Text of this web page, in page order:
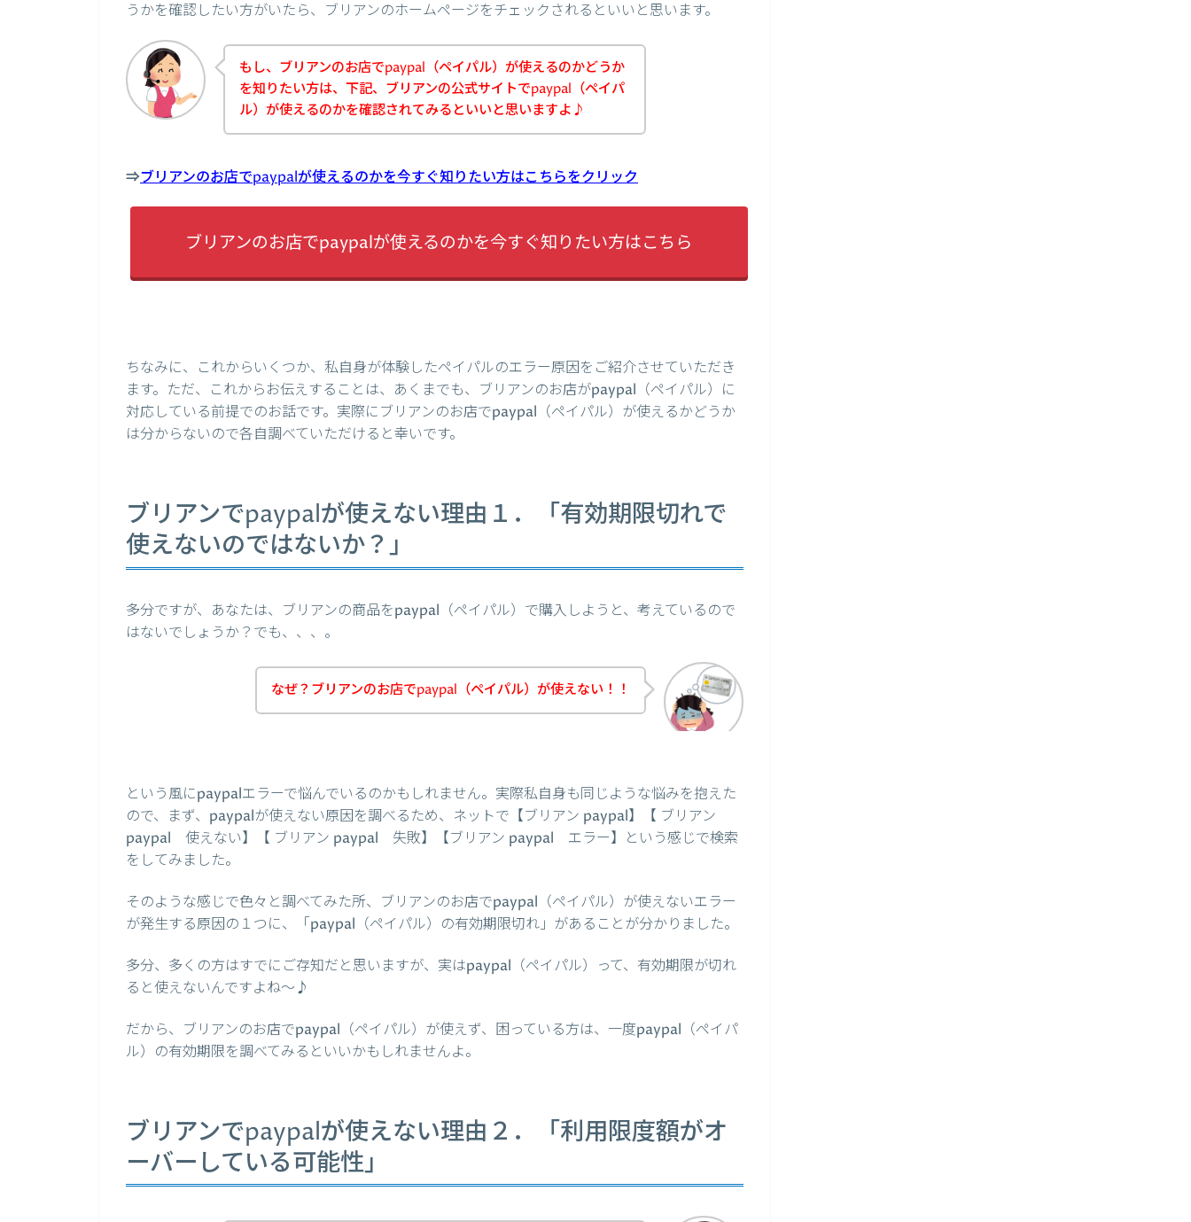
うかを確認したい方がいたら、ブリアンのホームページをチェックされるといいと思います。
もし、ブリアンのお店でpaypal（ペイパル）が使えるのかどうか
を知りたい方は、下記、ブリアンの公式サイトでpaypal（ペイパ
ル）が使えるのかを確認されてみるといいと思いますよ♪
⇒ブリアンのお店でpaypalが使えるのかを今すぐ知りたい方はこちらをクリック
ブリアンのお店でpaypalが使えるのかを今すぐ知りたい方はこちら
ちなみに、これからいくつか、私自身が体験したペイパルのエラー原因をご紹介させていただき
ます。ただ、これからお伝えすることは、あくまでも、ブリアンのお店がpaypal（ペイパル）に
対応している前提でのお話です。実際にブリアンのお店でpaypal（ペイパル）が使えるかどうか
は分からないので各自調べていただけると幸いです。
ブリアンでpaypalが使えない理由１．「有効期限切れで
使えないのではないか？」
多分ですが、あなたは、ブリアンの商品をpaypal（ペイパル）で購入しようと、考えているので
はないでしょうか？でも、、、。
なぜ？ブリアンのお店でpaypal（ペイパル）が使えない！！
という風にpaypalエラーで悩んでいるのかもしれません。実際私自身も同じような悩みを抱えた
ので、まず、paypalが使えない原因を調べるため、ネットで【ブリアン paypal】【 ブリアン
paypal 使えない】【 ブリアン paypal 失敗】【ブリアン paypal エラー】という感じで検索
をしてみました。
そのような感じで色々と調べてみた所、ブリアンのお店でpaypal（ペイパル）が使えないエラー
が発生する原因の１つに、「paypal（ペイパル）の有効期限切れ」があることが分かりました。
多分、多くの方はすでにご存知だと思いますが、実はpaypal（ペイパル）って、有効期限が切れ
ると使えないんですよね～♪
だから、ブリアンのお店でpaypal（ペイパル）が使えず、困っている方は、一度paypal（ペイパ
ル）の有効期限を調べてみるといいかもしれませんよ。
ブリアンでpaypalが使えない理由２．「利用限度額がオ
ーバーしている可能性」